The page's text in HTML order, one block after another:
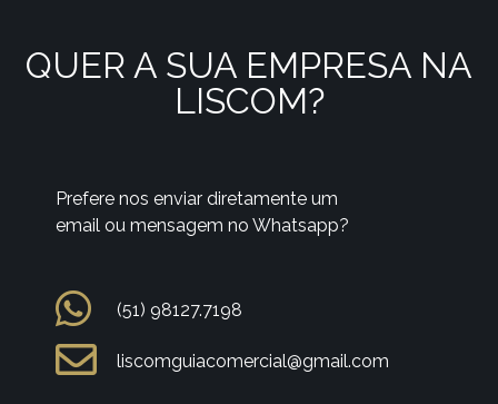
QUER A SUA EMPRESA NA
LISCOM?
Prefere nos enviar diretamente um
email ou mensagem no Whatsapp?
(51) 98127.7198
liscomguiacomercial@gmail.com